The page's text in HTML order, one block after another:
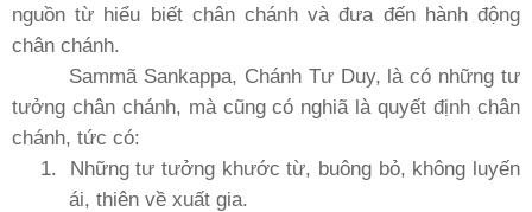
nguồn từ hiểu biết chân chánh và đưa đến hành động
chân chánh.
Sammã Sankappa, Chánh Tư Duy, là có những tư
tưởng chân chánh, mà cũng có nghiã là quyết định chân
chánh, tức có:
1.
Những tư tưởng khước từ, buông bỏ, không luyến
ái, thiên về xuất gia.